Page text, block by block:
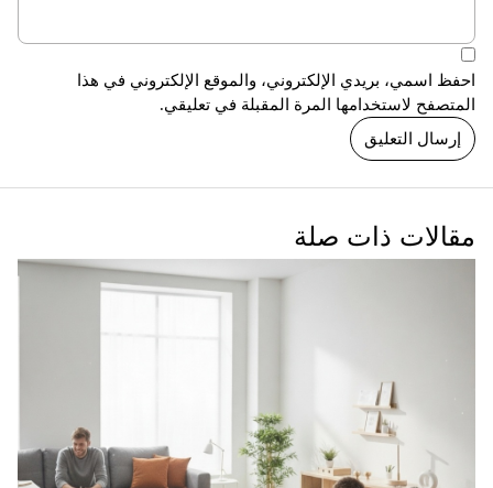
احفظ اسمي، بريدي الإلكتروني، والموقع الإلكتروني في هذا
المتصفح لاستخدامها المرة المقبلة في تعليقي.
مقالات ذات صلة